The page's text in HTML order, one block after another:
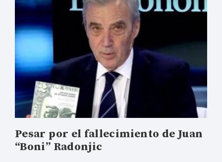
Pesar por el fallecimiento de Juan
“Boni” Radonjic